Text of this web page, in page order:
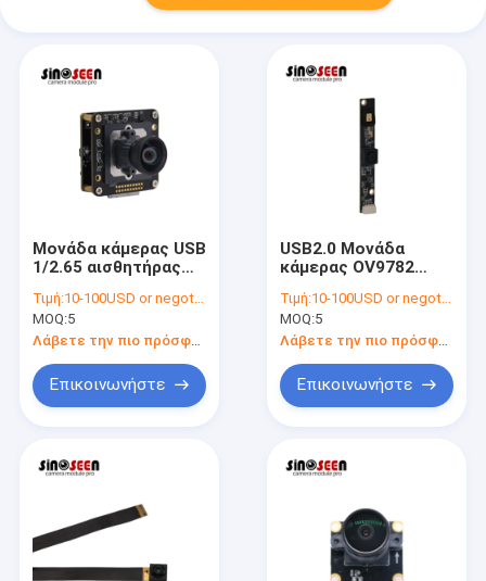
Μονάδα κάμερας USB
1/2.65 αισθητήρας
ανάλυση
Τιμή:10-100USD or negotiable
MOQ:5
Λάβετε την πιο πρόσφατη τιμή
Επικοινωνήστε
USB2.0 Μονάδα
κάμερας OV9782
σάρωση γραμμικού
κώδικα
Τιμή:10-100USD or negotiable
MOQ:5
Επικοινωνήστε